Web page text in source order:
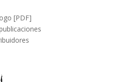
[PDF]